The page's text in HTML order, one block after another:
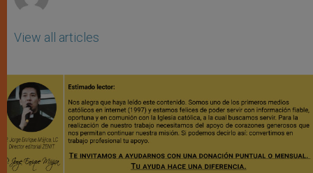
View all articles